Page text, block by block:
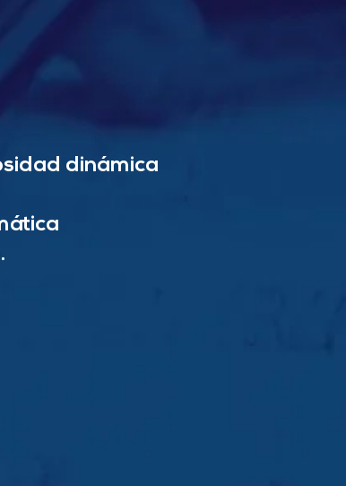
dinámica